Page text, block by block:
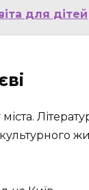
для дітей